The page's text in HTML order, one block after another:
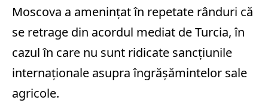
Moscova a amenințat în repetate rânduri că
se retrage din acordul mediat de Turcia, în
cazul în care nu sunt ridicate sancțiunile
internaționale asupra îngrășămintelor sale
agricole.